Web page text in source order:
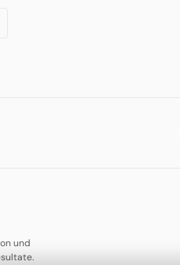
und